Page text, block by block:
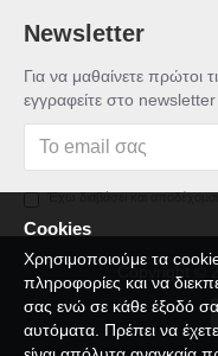
Newsletter
Για να μαθαίνετε πρώτοι
εγγραφείτε στο newsletter
Έχω διαβάσει και
Copyright ©
Cookies
Χρησιμοποιούμε τα
πληροφορίες και να
σας ενώ σε κάθε έξοδό
αυτόματα. Πρέπει να